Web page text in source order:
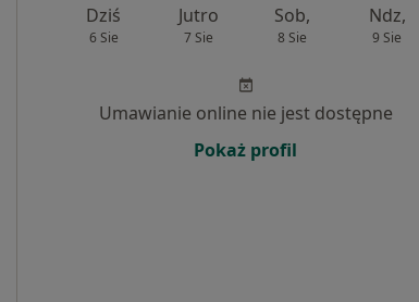
Dziś
6 Sie
Jutro
7 Sie
Sob,
8 Sie
Ndz,
9 Sie
Umawianie online nie jest dostępne
Pokaż profil